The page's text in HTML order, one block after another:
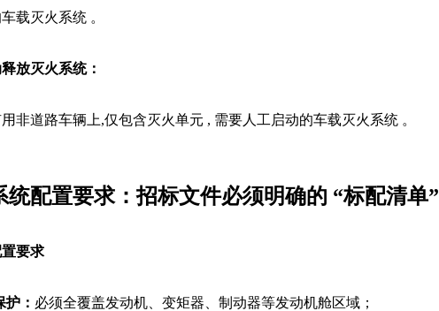
载灭火系统 。
放灭火系统：
非道路车辆上,仅包含灭火单元 , 需要人工启动的车载灭火系统 。
统配置要求：招标文件必须明确的 “标配清单”
要求
护 ： 必须全覆盖发动机、变矩器、制动器等发动机舱区域；